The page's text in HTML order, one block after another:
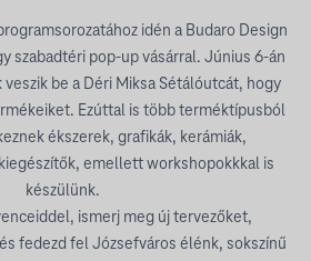
idén a Budaro Design
szabadtéri pop-up vásárral. Június 6-án
be a Déri Miksa Sétálóutcát, hogy
Ezúttal is több terméktípusból
ékszerek, grafikák, kerámiák,
emellett workshopokkkal is
készülünk.
ismerj meg új tervezőket,
fedezd fel Józsefváros élénk, sokszínű